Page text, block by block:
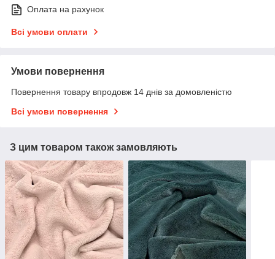
Оплата на рахунок
Всі умови оплати
Умови повернення
Повернення товару впродовж 14 днів за домовленістю
Всі умови повернення
З цим товаром також замовляють